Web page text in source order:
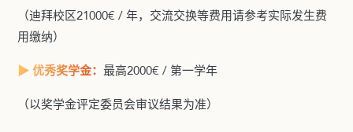
（迪拜校区21000€ / 年，交流交换等费用请参考实际发生费
用缴纳）
▶ 优秀奖学金： 最高2000€ / 第一学年
（以奖学金评定委员会审议结果为准）